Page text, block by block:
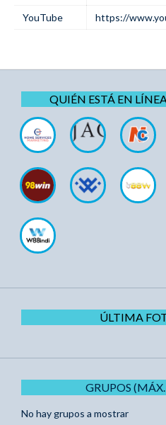
YouTube
https://
QUIÉN ESTÁ EN
ÚLTIMA
GRUPOS
No hay grupos a mostrar